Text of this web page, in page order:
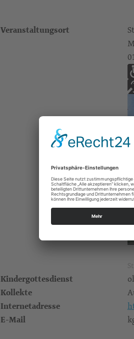
Veranstaltungsort
Kindergottesdienst
Kollekte
Internetadresse
E-Mail